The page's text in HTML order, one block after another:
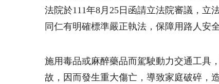
法院於111年8月25日函請立法院審議，
同仁有明確標準嚴正執法，保障用路人安全
施用毒品或麻醉藥品而駕駛動力交通工具
故，因而發生重大傷亡，導致家庭破碎，